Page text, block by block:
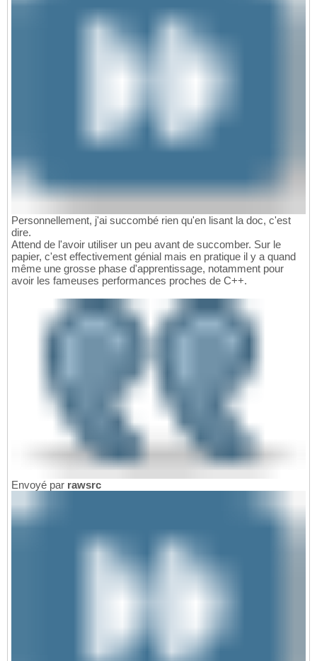
Personnellement, j'ai succombé rien qu'en lisant la doc, c'est
dire.
Attend de l'avoir utiliser un peu avant de succomber. Sur le
papier, c'est effectivement génial mais en pratique il y a quand
même une grosse phase d'apprentissage, notamment pour
avoir les fameuses performances proches de C++.
Envoyé par rawsrc